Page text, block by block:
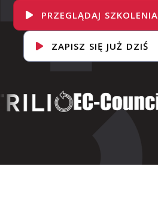
PRZEGLĄDAJ SZKOLENIA
ZAPISZ SIĘ JUŻ DZIŚ